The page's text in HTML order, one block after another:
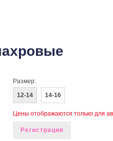
Размер:
12-14
14-16
Цены отображаются только для
Регистрация